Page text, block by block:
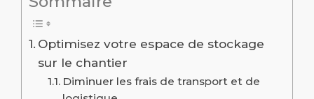
Optimisez votre espace de stockage
sur le chantier
Diminuer les frais de transport et de